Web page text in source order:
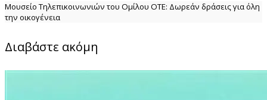
Μουσείο Τηλεπικοινωνιών του Ομίλου ΟΤΕ: Δωρεάν δράσεις για όλη
την οικογένεια
Διαβάστε ακόμη